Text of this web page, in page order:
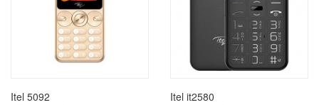
Itel 5092
Itel it2580